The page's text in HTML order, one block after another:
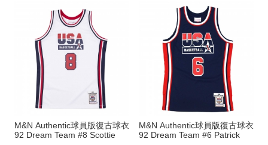
M&N Authentic球員版復古球衣
92 Dream Team #8 Scottie
M&N Authentic球員版復古球衣
92 Dream Team #6 Patrick